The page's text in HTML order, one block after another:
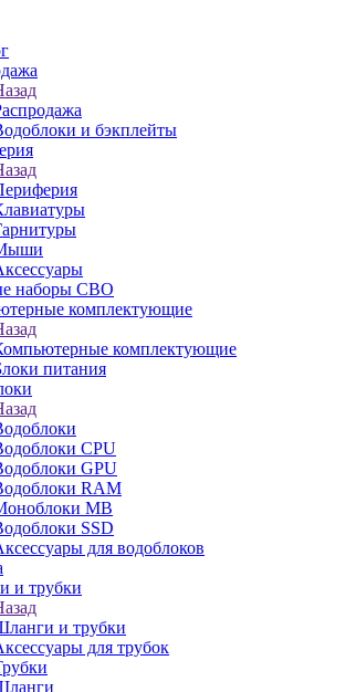
и бэкплейты
наборы СВО
комплектующие
комплектующие
питания
CPU
GPU
RAM
MB
SSD
для водоблоков
и трубки
и трубки
для трубок